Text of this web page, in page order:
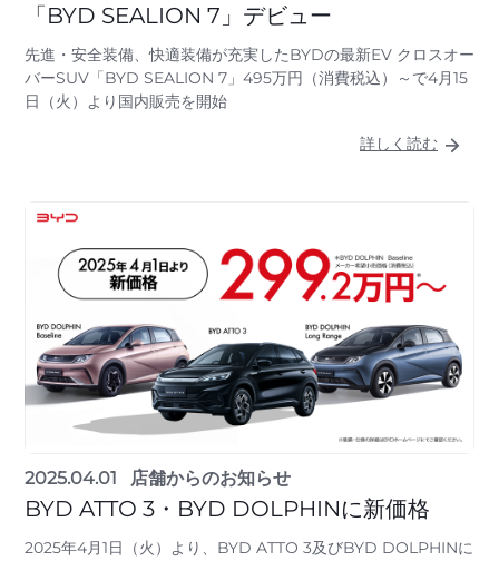
「BYD SEALION 7」デビュー
先進・安全装備、快適装備が充実したBYDの最新EV クロスオー
バーSUV「BYD SEALION 7」495万円（消費税込）～で4月15
日（火）より国内販売を開始
詳しく読む
2025.04.01 店舗からのお知らせ
BYD ATTO 3・BYD DOLPHINに新価格
2025年4月1日（火）より、BYD ATTO 3及びBYD DOLPHINに